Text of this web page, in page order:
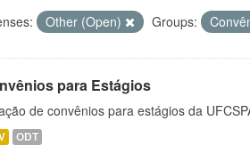
Other (Open) Groups:
para Estágios
de convênios para estágios da
ODT